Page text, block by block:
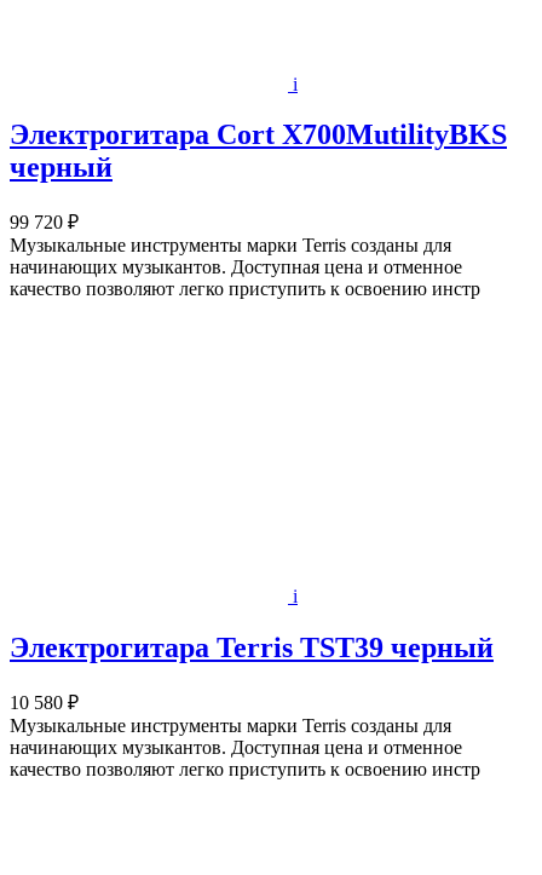
i
Электрогитара Cort X700MutilityBKS
черный
99 720 ₽
Музыкальные инструменты марки Terris созданы для
начинающих музыкантов. Доступная цена и отменное
качество позволяют легко приступить к освоению инстр
i
Электрогитара Terris TST39 черный
10 580 ₽
Музыкальные инструменты марки Terris созданы для
начинающих музыкантов. Доступная цена и отменное
качество позволяют легко приступить к освоению инстр